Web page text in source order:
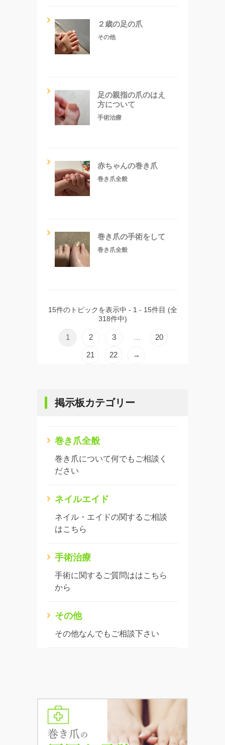
２歳の足の爪
その他
足の親指の爪のはえ
方について
手術治療
赤ちゃんの巻き爪
巻き爪全般
巻き爪の手術をして
巻き爪全般
15件のトピックを表示中 - 1 - 15件目 (全
318件中)
1 2 3 20
21 22 →
掲示板カテゴリー
巻き爪全般
巻き爪について何でもご相談く
ださい
ネイルエイド
ネイル・エイドの関するご相談
はこちら
手術治療
手術に関するご質問ははこちら
から
その他
その他なんでもご相談下さい